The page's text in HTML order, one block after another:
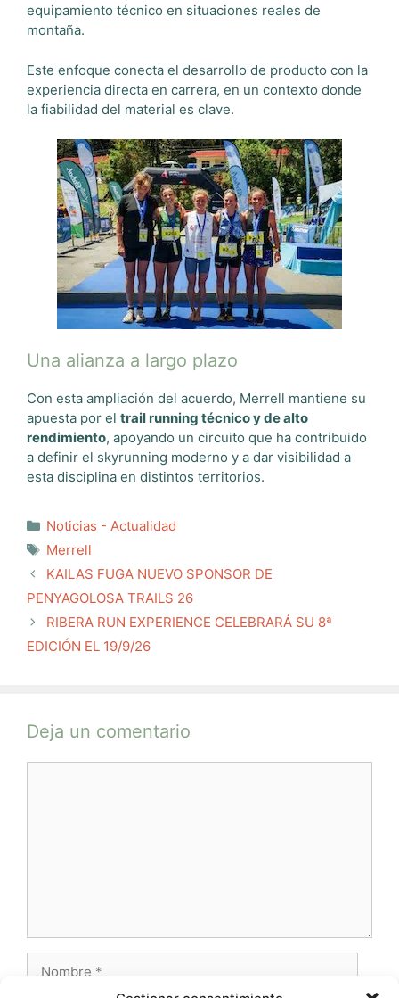
equipamiento técnico en situaciones reales de
montaña.
Este enfoque conecta el desarrollo de producto con la
experiencia directa en carrera, en un contexto donde
la fiabilidad del material es clave.
Una alianza a largo plazo
Con esta ampliación del acuerdo, Merrell mantiene su
apuesta por el trail running técnico y de alto
rendimiento, apoyando un circuito que ha contribuido
a definir el skyrunning moderno y a dar visibilidad a
esta disciplina en distintos territorios.
Categorías
Noticias - Actualidad
Etiquetas
Merrell
KAILAS FUGA NUEVO SPONSOR DE
PENYAGOLOSA TRAILS 26
RIBERA RUN EXPERIENCE CELEBRARÁ SU 8ª
EDICIÓN EL 19/9/26
Deja un comentario